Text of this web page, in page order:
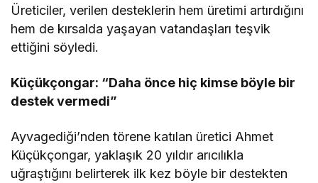
Üreticiler, verilen desteklerin hem üretimi artırdığını
hem de kırsalda yaşayan vatandaşları teşvik
ettiğini söyledi.
Küçükçongar: “Daha önce hiç kimse böyle bir
destek vermedi”
Ayvagediği’nden törene katılan üretici Ahmet
Küçükçongar, yaklaşık 20 yıldır arıcılıkla
uğraştığını belirterek ilk kez böyle bir destekten